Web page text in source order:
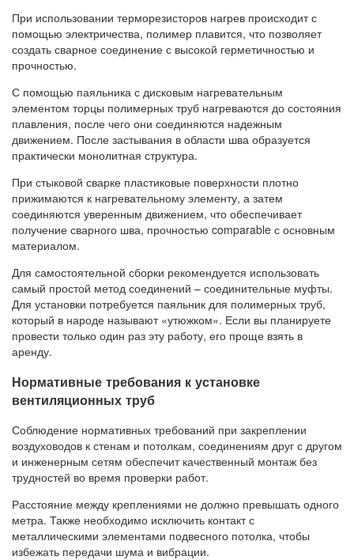
При использовании терморезисторов нагрев происходит с
помощью электричества, полимер плавится, что позволяет
создать сварное соединение с высокой герметичностью и
прочностью.
С помощью паяльника с дисковым нагревательным
элементом торцы полимерных труб нагреваются до состояния
плавления, после чего они соединяются надежным
движением. После застывания в области шва образуется
практически монолитная структура.
При стыковой сварке пластиковые поверхности плотно
прижимаются к нагревательному элементу, а затем
соединяются уверенным движением, что обеспечивает
получение сварного шва, прочностью comparable с основным
материалом.
Для самостоятельной сборки рекомендуется использовать
самый простой метод соединений – соединительные муфты.
Для установки потребуется паяльник для полимерных труб,
который в народе называют «утюжком». Если вы планируете
провести только один раз эту работу, его проще взять в
аренду.
Нормативные требования к установке
вентиляционных труб
Соблюдение нормативных требований при закреплении
воздуховодов к стенам и потолкам, соединениям друг с другом
и инженерным сетям обеспечит качественный монтаж без
трудностей во время проверки работ.
Расстояние между креплениями не должно превышать одного
метра. Также необходимо исключить контакт с
металлическими элементами подвесного потолка, чтобы
избежать передачи шума и вибрации.